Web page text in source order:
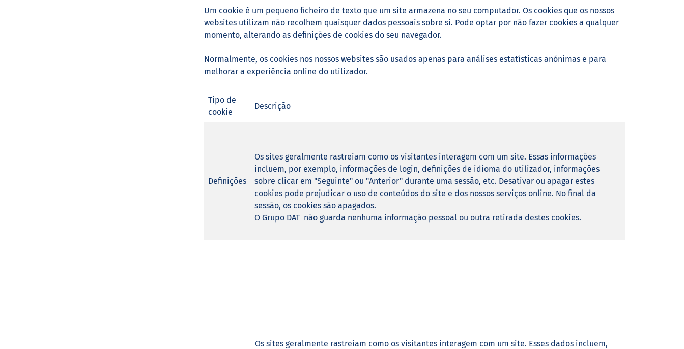
Um cookie é um pequeno ficheiro de texto que um site armazena no seu computador. Os cookies que os nossos
websites utilizam não recolhem quaisquer dados pessoais sobre si. Pode optar por não fazer cookies a qualquer
momento, alterando as definições de cookies do seu navegador.
Normalmente, os cookies nos nossos websites são usados apenas para análises estatísticas anónimas e para
melhorar a experiência online do utilizador.
Tipo de
cookie
Descrição
Definições
Os sites geralmente rastreiam como os visitantes interagem com um site. Essas informações
incluem, por exemplo, informações de login, definições de idioma do utilizador, informações
sobre clicar em "Seguinte" ou "Anterior" durante uma sessão, etc. Desativar ou apagar estes
cookies pode prejudicar o uso de conteúdos do site e dos nossos serviços online. No final da
sessão, os cookies são apagados.
O Grupo DAT não guarda nenhuma informação pessoal ou outra retirada destes cookies.
Os sites geralmente rastreiam como os visitantes interagem com um site. Esses dados incluem,